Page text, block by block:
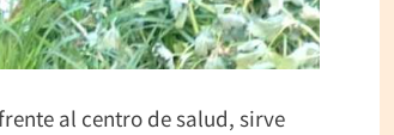
al centro de salud, sirve